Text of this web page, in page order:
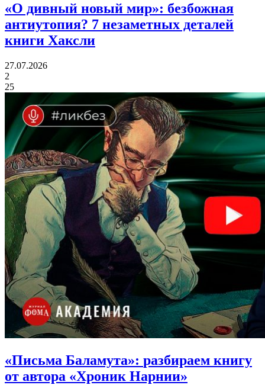
«О дивный новый мир»: безбожная
антиутопия? 7 незаметных деталей
книги Хаксли
27.07.2026
2
25
«Письма Баламута»: разбираем книгу
от автора «Хроник Нарнии»